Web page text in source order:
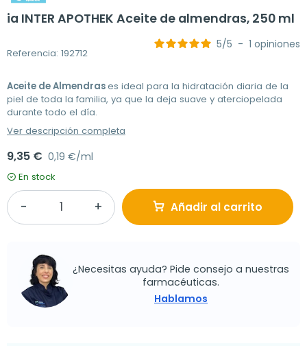
ia INTER APOTHEK Aceite de almendras, 250 ml
Referencia: 192712
5/5 - 1 opiniones
Aceite de Almendrases ideal para la hidratación diaria de la
piel de toda la familia, ya que la deja suave y aterciopelada
durante todo el día.
Ver descripción completa
9,35 € 0,19 €/ml
En stock
Añadir al carrito
¿Necesitas ayuda? Pide consejo a nuestras
farmacéuticas.
Hablamos